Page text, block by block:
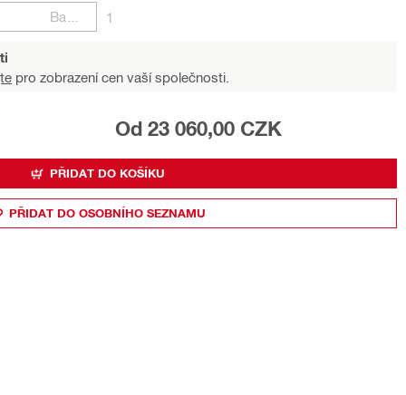
1
pro zobrazení cen vaší společnosti.
Od 23 060,00 CZK
PŘIDAT DO KOŠÍKU
PŘIDAT DO OSOBNÍHO SEZNAMU